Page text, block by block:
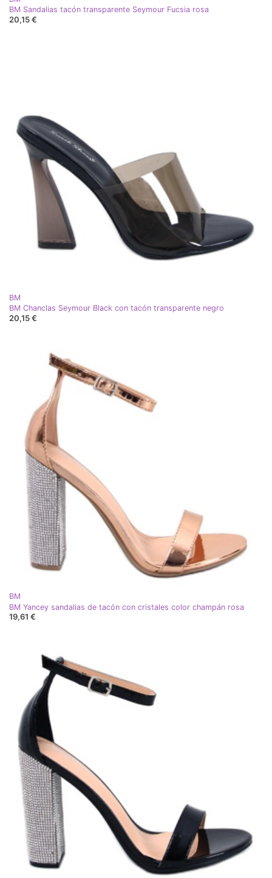
BM Sandalias tacón transparente Seymour Fucsia rosa
20,15 €
BM
BM Chanclas Seymour Black con tacón transparente negro
20,15 €
BM
BM Yancey sandalias de tacón con cristales color champán rosa
19,61 €